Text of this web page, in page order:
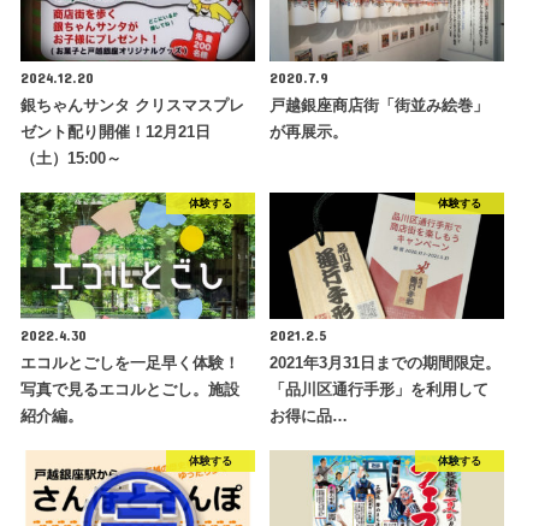
2024.12.20
銀ちゃんサンタ クリスマスプレ
ゼント配り開催！12月21日
（土）15:00～
2020.7.9
戸越銀座商店街「街並み絵巻」
が再展示。
体験する
2022.4.30
エコルとごしを一足早く体験！
写真で見るエコルとごし。施設
紹介編。
体験する
2021.2.5
2021年3月31日までの期間限定。
「品川区通行手形」を利用して
お得に品…
体験する 体験する